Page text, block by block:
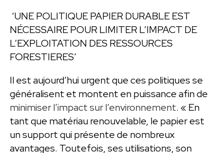
‘UNE POLITIQUE PAPIER DURABLE EST
NÉCESSAIRE POUR LIMITER L’IMPACT DE
L’EXPLOITATION DES RESSOURCES
FORESTIERES’
Il est aujourd’hui urgent que ces politiques se
généralisent et montent en puissance afin de
minimiser l’impact sur l’environnement. « En
tant que matériau renouvelable, le papier est
un support qui présente de nombreux
avantages. Toutefois, ses utilisations, son